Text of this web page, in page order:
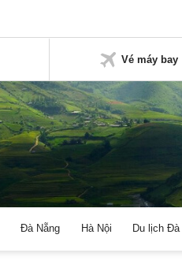
Vé máy bay
Đà Nẵng Hà Nội Du lịch Đà